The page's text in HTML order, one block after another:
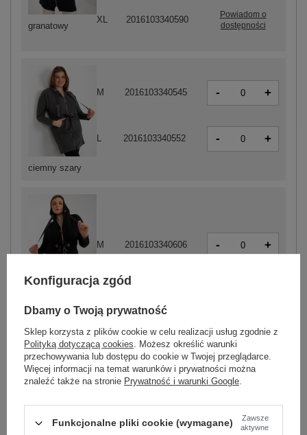
ciemny szary
M 2016103340545 - +
L 2016103340552 - +
M 2016103340606 - +
M 2016103342938 -
2016103342945 -
granatowy
XL 2016103340590
Powiadom o
dostępności
Konfiguracja zgód
Dbamy o Twoją prywatność
Sklep korzysta z plików cookie w celu realizacji usług zgodnie z
Polityką dotyczącą cookies. Możesz określić warunki
przechowywania lub dostępu do cookie w Twojej przeglądarce.
Więcej informacji na temat warunków i prywatności można
znaleźć także na stronie Prywatność i warunki Google.
Funkcjonalne pliki cookie (wymagane)
Zawsze
aktywne